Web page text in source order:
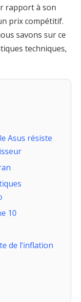
rapport à son
prix compétitif.
savons sur ce
techniques,
Asus résiste
10
de l’inflation